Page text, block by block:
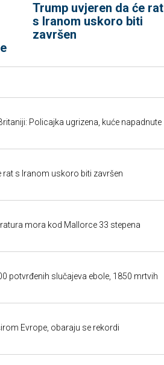
Trump uvjeren da će rat
s Iranom uskoro biti
završen
Policajka ugrizena, kuće napadnute
rat s Iranom uskoro biti završen
mora kod Mallorce 33 stepena
potvrđenih slučajeva ebole, 1850 mrtvih
Evrope, obaraju se rekordi